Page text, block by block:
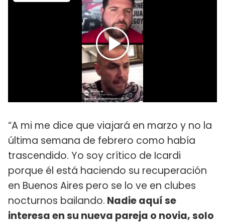
“A mi me dice que viajará en marzo y no la
última semana de febrero como había
trascendido. Yo soy crítico de Icardi
porque él está haciendo su recuperación
en Buenos Aires pero se lo ve en clubes
nocturnos bailando. Nadie aquí se
interesa en su nueva pareja o novia, solo